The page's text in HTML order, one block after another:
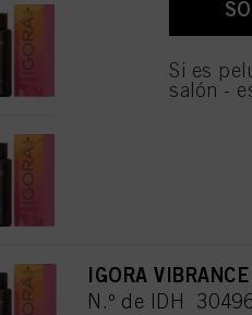
IGORA
N.º de IDH
IGORA
N.º de IDH
Si es
salón -